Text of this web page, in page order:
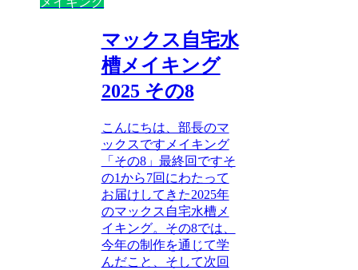
マックス自宅水
槽メイキング
2025 その8
こんにちは、部長のマ
ックスですメイキング
「その8」最終回ですそ
の1から7回にわたって
お届けしてきた2025年
のマックス自宅水槽メ
イキング。その8では、
今年の制作を通じて学
んだこと、そして次回